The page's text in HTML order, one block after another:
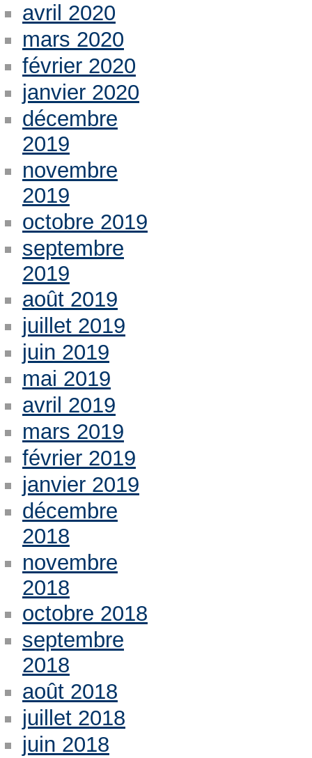
avril 2020
mars 2020
février 2020
janvier 2020
décembre
2019
novembre
2019
octobre 2019
septembre
2019
août 2019
juillet 2019
juin 2019
mai 2019
avril 2019
mars 2019
février 2019
janvier 2019
décembre
2018
novembre
2018
octobre 2018
septembre
2018
août 2018
juillet 2018
juin 2018